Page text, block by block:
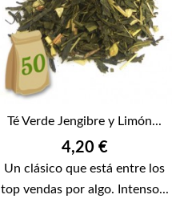
Té Verde Jengibre y Limón...
Precio
4,20 €
Un clásico que está entre los
top vendas por algo. Intenso...